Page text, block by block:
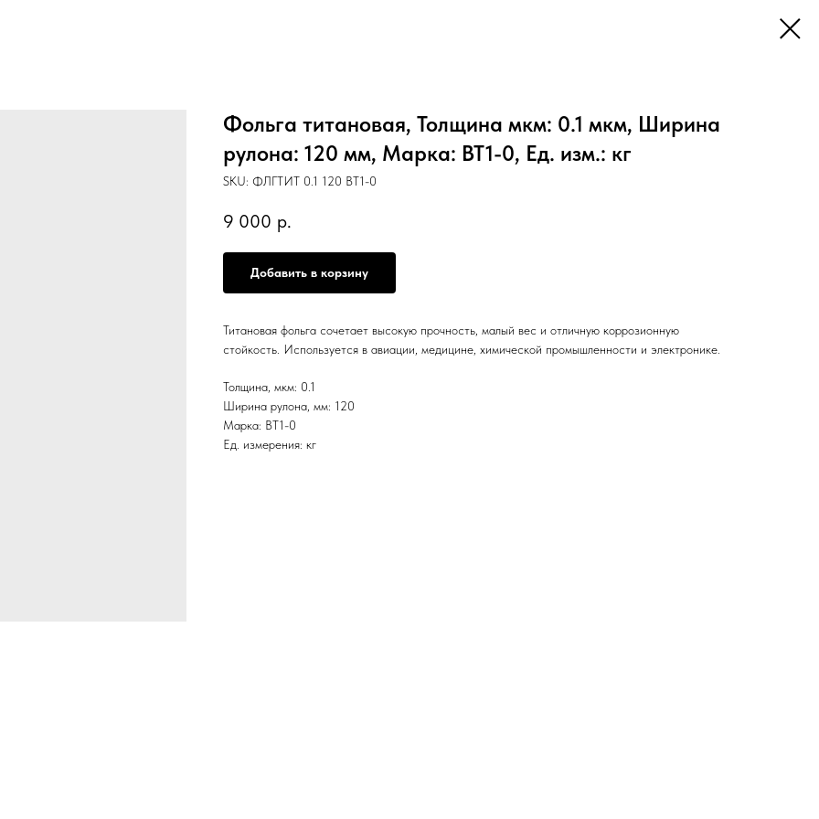
Фольга титановая, Толщина мкм: 0.1 мкм, Ширина
рулона: 120 мм, Марка: ВТ1-0, Ед. изм.: кг
SKU: ФЛГТИТ 0.1 120 ВТ1-0
9 000 р.
Добавить в корзину
Титановая фольга сочетает высокую прочность, малый вес и отличную коррозионную
стойкость. Используется в авиации, медицине, химической промышленности и электронике.
Толщина, мкм: 0.1
Ширина рулона, мм: 120
Марка: ВТ1-0
Ед. измерения: кг